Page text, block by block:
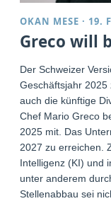
OKAN MESE · 19.
Greco will
Der Schweizer
Geschäftsjahr 2025
auch die künftige
Chef Mario Greco
2025 mit. Das
2027 zu erreichen.
Intelligenz (KI) und
unter anderem
Stellenabbau sei